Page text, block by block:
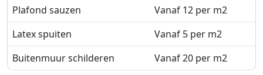
Plafond sauzen
Vanaf 12 per m2
Latex spuiten
Vanaf 5 per m2
Buitenmuur schilderen
Vanaf 20 per m2